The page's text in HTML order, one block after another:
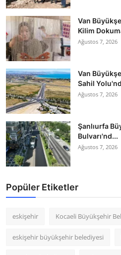
Van
Kilim
Ağustos 7, 2026
Van
Sahil
Ağustos 7, 2026
Şanlıurfa
Bulvarı'nd...
Ağustos 7, 2026
Popüler Etiketler
eskişehir Kocaeli Büyükşehir
eskişehir büyükşehir belediyesi